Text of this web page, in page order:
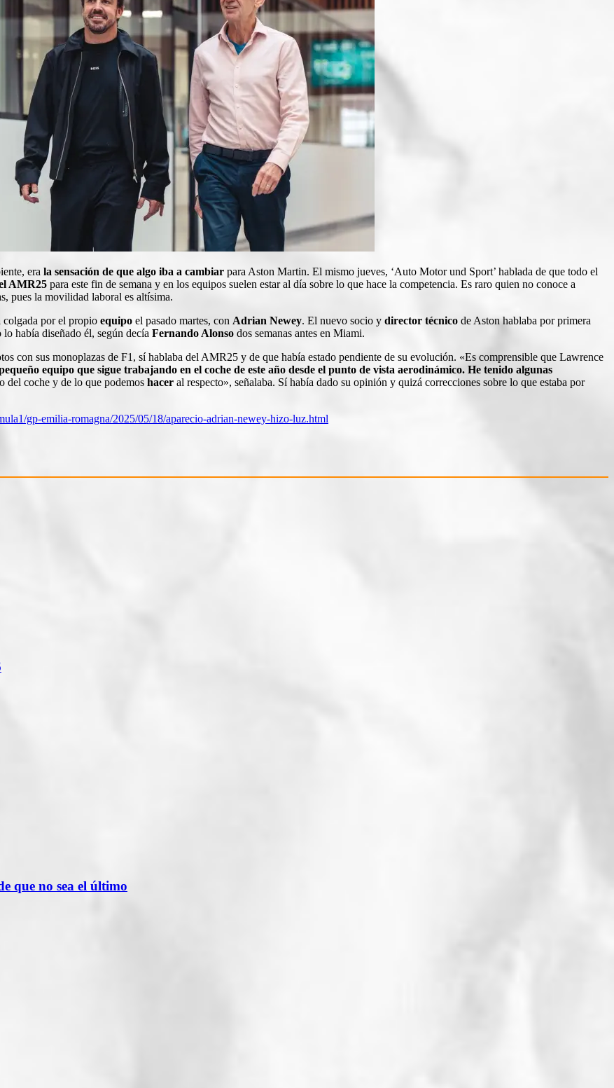
era la sensación de que algo iba a cambiar para Aston Martin. El mismo jueves, ‘Auto Motor und Sport’ hablada de que todo el
AMR25 para este fin de semana y en los equipos suelen estar al día sobre lo que hace la competencia. Es raro quien no conoce a
pues la movilidad laboral es altísima.
colgada por el propio equipo el pasado martes, con Adrian Newey. El nuevo socio y director técnico de Aston hablaba por primera
lo había diseñado él, según decía Fernando Alonso dos semanas antes en Miami.
con sus monoplazas de F1, sí hablaba del AMR25 y de que había estado pendiente de su evolución. «Es comprensible que Lawrence
equipo que sigue trabajando en el coche de este año desde el punto de vista aerodinámico. He tenido algunas
del coche y de lo que podemos hacer al respecto», señalaba. Sí había dado su opinión y quizá correcciones sobre lo que estaba por
gp-emilia-romagna/2025/05/18/aparecio-adrian-newey-hizo-luz.html
que no sea el último